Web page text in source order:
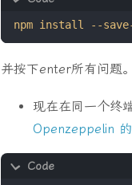
1
并按下enter所有问题。
现在在同一个终
Openzeppelin